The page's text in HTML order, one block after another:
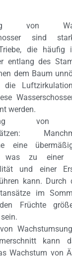
von
sind
die häufig
entlang des
dem Baum
die
werden.
von
eine
was zu einer
und einer
kann. Durch
im
Früchte
kann
Wachstum von